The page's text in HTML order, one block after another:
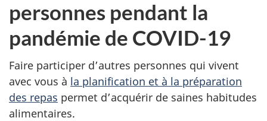
personnes pendant la
pandémie de COVID-19
Faire participer d’autres personnes qui vivent
avec vous à la planification et à la préparation
des repas permet d’acquérir de saines habitudes
alimentaires.